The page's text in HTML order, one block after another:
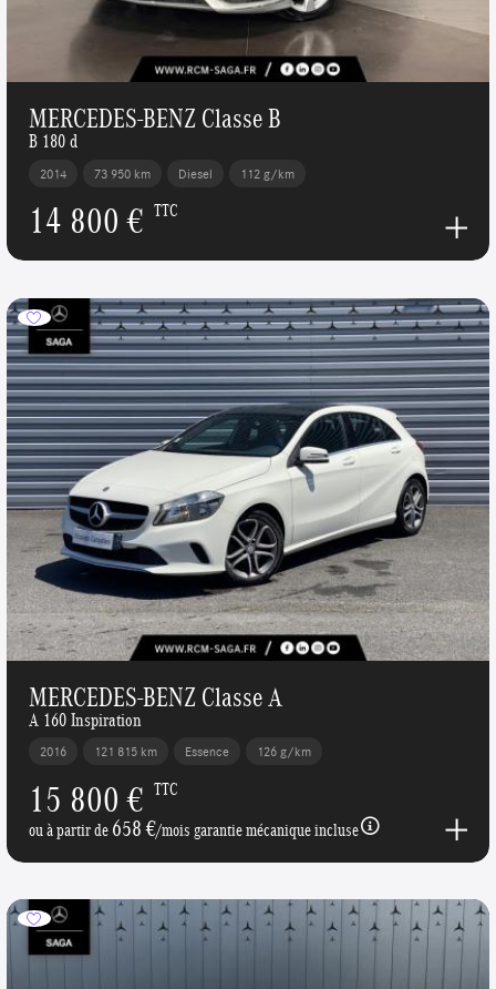
MERCEDES-BENZ Classe B
B 180 d
2014 73 950 km Diesel 112 g/km
14 800 € TTC
MERCEDES-BENZ Classe A
A 160 Inspiration
2016 121 815 km Essence 126 g/km
15 800 € TTC
ou à partir de658 €/mois garantie mécanique incluse